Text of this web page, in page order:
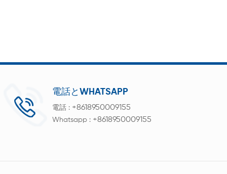
電話とWHATSAPP
電話 : +8618950009155
Whatsapp : +8618950009155